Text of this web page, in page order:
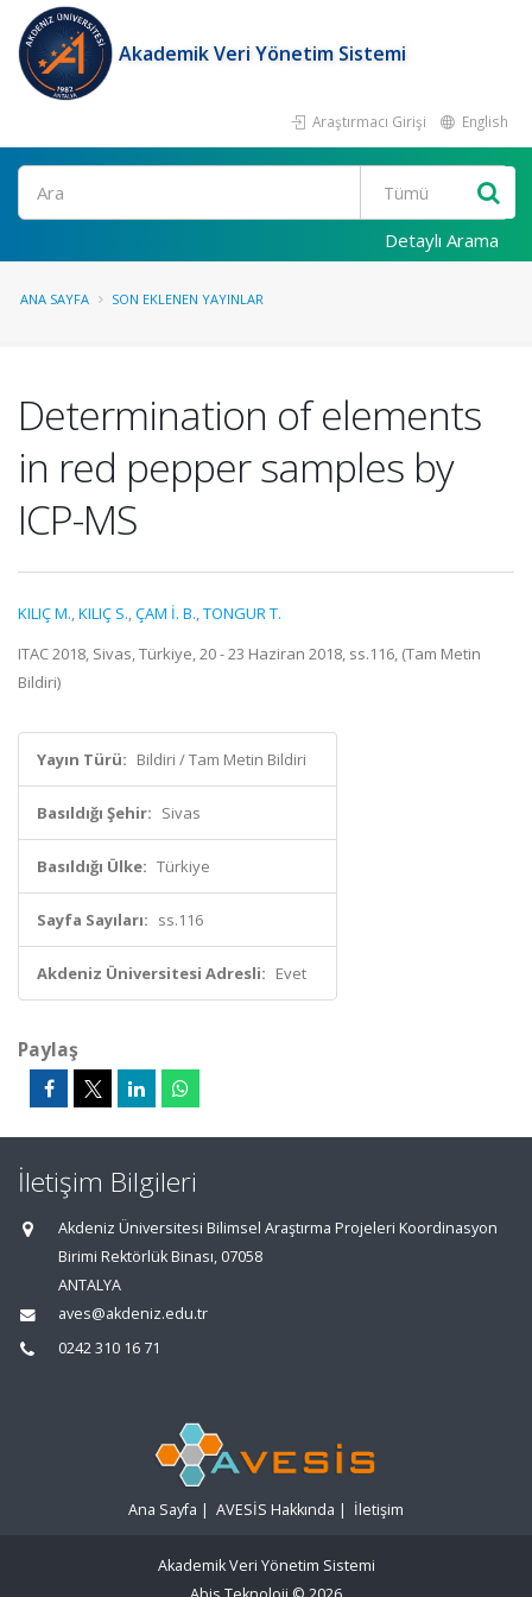
Akademik Veri Yönetim Sistemi
Araştırmacı Girişi English
Ara
Detaylı Arama
ANA SAYFA SON EKLENEN YAYINLAR
Determination of elements
in red pepper samples by
ICP-MS
KILIÇ M.,KILIÇ S.,ÇAM İ. B.,TONGUR T.
ITAC 2018, Sivas, Türkiye, 20 - 23 Haziran 2018, ss.116, (Tam Metin
Bildiri)
Yayın Türü: Bildiri / Tam Metin Bildiri
Basıldığı Şehir: Sivas
Basıldığı Ülke: Türkiye
Sayfa Sayıları: ss.116
Akdeniz Üniversitesi Adresli: Evet
Paylaş
İletişim Bilgileri
Akdeniz Üniversitesi Bilimsel Araştırma Projeleri Koordinasyon
Birimi Rektörlük Binası, 07058
ANTALYA
aves@akdeniz.edu.tr
0242 310 16 71
Ana Sayfa | AVESİS Hakkında | İletişim
Akademik Veri Yönetim Sistemi